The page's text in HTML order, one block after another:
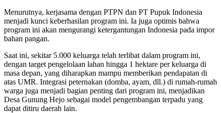
Menurutnya, kerjasama dengan PTPN dan PT Pupuk Indonesia
menjadi kunci keberhasilan program ini. Ia juga optimis bahwa
program ini akan mengurangi ketergantungan Indonesia pada impor
bahan pangan.
Saat ini, sekitar 5.000 keluarga telah terlibat dalam program ini,
dengan target pengelolaan lahan hingga 1 hektare per keluarga di
masa depan, yang diharapkan mampu memberikan pendapatan di
atas UMR. Integrasi peternakan (domba, ayam, dll.) di rumah-rumah
warga juga menjadi bagian penting dari program ini, menjadikan
Desa Gunung Hejo sebagai model pengembangan terpadu yang
dapat ditiru daerah lain.